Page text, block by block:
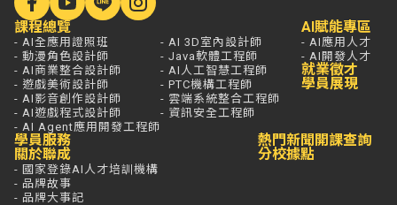
課程總覽
- AI全應用證照班
- 動漫角色設計師
- AI商業整合設計師
- 遊戲美術設計師
- AI影音創作設計師
- AI遊戲程式設計師
- AI Agent應用開發工程師
- AI 3D室內設計師
- Java軟體工程師
- AI人工智慧工程師
- PTC機構工程師
- 雲端系統整合工程師
- 資訊安全工程師
AI賦能專區
- AI應用人才
- AI開發人才
就業徵才
學員展現
學員服務
關於聯成
- 國家登錄AI人才培訓機構
- 品牌故事
- 品牌大事記
熱門新聞
分校據點
開課查詢